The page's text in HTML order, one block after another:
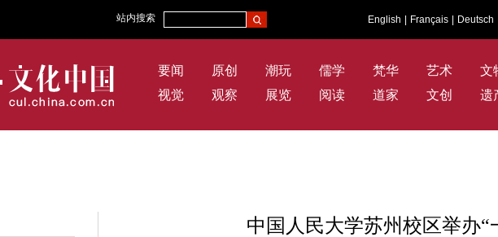
站内搜索 English Français Deutsch
要闻 原创 潮玩 儒学 梵华 艺术
文
视觉
观察 展览 阅读 道家 文创 遗
中国人民大学苏州校区举办“